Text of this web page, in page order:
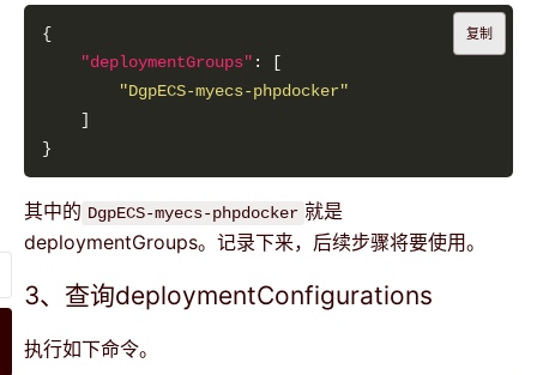
"deploymentGroups"
"DgpECS-myecs-phpdocker"
复制
其中的 DgpECS-myecs-phpdocker 就是
deploymentGroups。记录下来，后续步骤将要使用。
3、查询deploymentConfigurations
执行如下命令。